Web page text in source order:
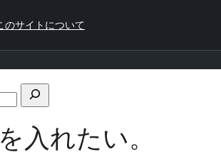
のサイトについて
フ
ォ
ー
ラ
入れたい。